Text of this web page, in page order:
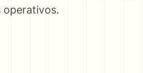
operativos.